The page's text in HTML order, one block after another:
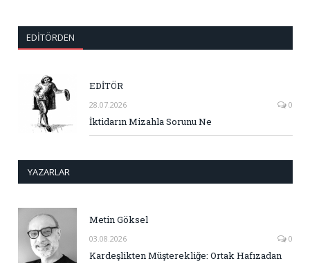
EDITÖRDEN
EDİTÖR
28.07.2026 0
İktidarın Mizahla Sorunu Ne
YAZARLAR
Metin Göksel
03.08.2026 0
Kardeşlikten Müşterekliğe: Ortak Hafızadan